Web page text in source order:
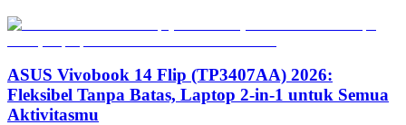
ASUS Vivobook 14 Flip (TP3407AA) 2026:
Fleksibel Tanpa Batas, Laptop 2-in-1 untuk Semua
Aktivitasmu